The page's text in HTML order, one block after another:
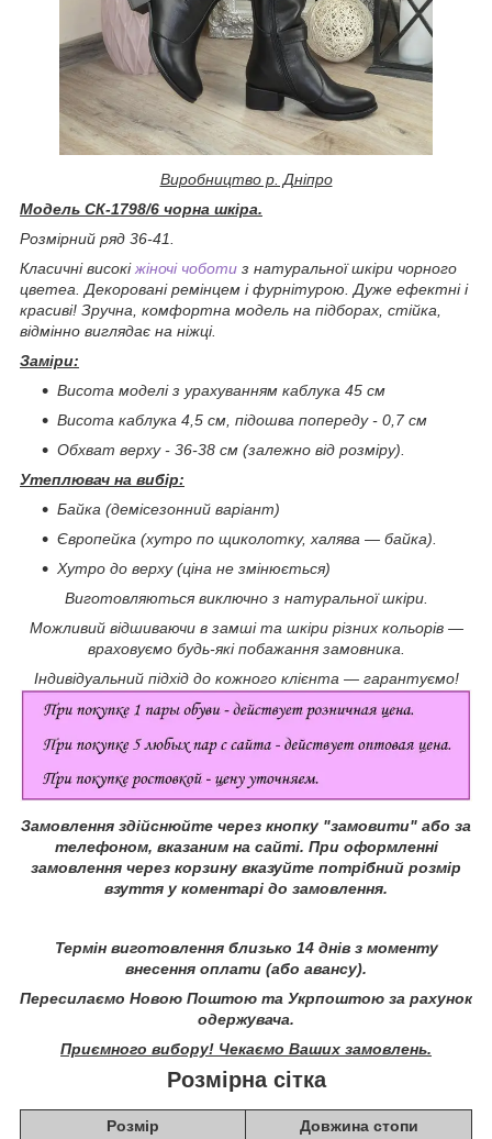
Виробництво р. Дніпро
Модель СК-1798/6 чорна шкіра.
Розмірний ряд 36-41.
Класичні високіжіночі чоботи з натуральної шкіри чорного
цветеа. Декоровані ремінцем і фурнітурою. Дуже ефектні і
красиві! Зручна, комфортна модель на підборах, стійка,
відмінно виглядає на ніжці.
Заміри:
Висота моделі з урахуванням каблука 45 см
Висота каблука 4,5 см, підошва попереду - 0,7 см
Обхват верху - 36-38 см (залежно від розміру).
Утеплювач на вибір:
Байка (демісезонний варіант)
Європейка (хутро по щиколотку, халява ― байка).
Хутро до верху (ціна не змінюється)
Виготовляються виключно з натуральної шкіри.
Можливий відшиваючи в замші та шкіри різних кольорів ―
враховуємо будь-які побажання замовника.
Індивідуальний підхід до кожного клієнта ― гарантуємо!
Замовлення здійснюйте через кнопку "замовити" або за
телефоном, вказаним на сайті. При оформленні
замовлення через корзину вказуйте потрібний розмір
взуття у коментарі до замовлення.
Термін виготовлення близько 14 днів з моменту
внесення оплати (або авансу).
Пересилаємо Новою Поштою та Укрпоштою за рахунок
одержувача.
Приємного вибору! Чекаємо Ваших замовлень.
Розмірна сітка
Розмір Довжина стопи